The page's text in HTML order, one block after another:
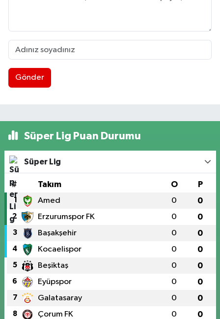
Gönder
Süper Lig Puan Durumu
Süper Lig
# Takım O P
1 Amed 0 0
2 Erzurumspor FK 0 0
3 Başakşehir 0 0
4 Kocaelispor 0 0
5 Beşiktaş 0 0
6 Eyüpspor 0 0
7 Galatasaray 0 0
8 Çorum FK 0 0